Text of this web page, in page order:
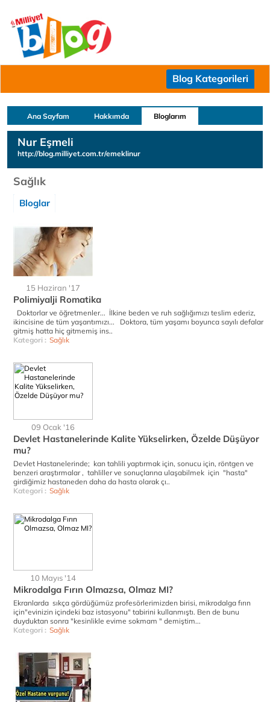
Blog Kategorileri
Ana Sayfam Hakkımda Bloglarım
Nur Eşmeli
http://blog.milliyet.com.tr/emeklinur
Sağlık
Bloglar
15 Haziran '17
Polimiyalji Romatika
Doktorlar ve öğretmenler... İlkine beden ve ruh sağlığımızı teslim ederiz,
ikincisine de tüm yaşantımızı... Doktora, tüm yaşamı boyunca sayılı defalar
gitmiş hatta hiç gitmemiş ins..
Kategori : Sağlık
09 Ocak '16
Devlet Hastanelerinde Kalite Yükselirken, Özelde Düşüyor
mu?
Devlet Hastanelerinde; kan tahlili yaptırmak için, sonucu için, röntgen ve
benzeri araştırmalar , tahliller ve sonuçlarına ulaşabilmek için "hasta"
girdiğimiz hastaneden daha da hasta olarak çı..
Kategori : Sağlık
10 Mayıs '14
Mikrodalga Fırın Olmazsa, Olmaz MI?
Ekranlarda sıkça gördüğümüz profesörlerimizden birisi, mikrodalga fırın
için"evinizin içindeki baz istasyonu" tabirini kullanmıştı. Ben de bunu
duyduktan sonra "kesinlikle evime sokmam " demiştim...
Kategori : Sağlık